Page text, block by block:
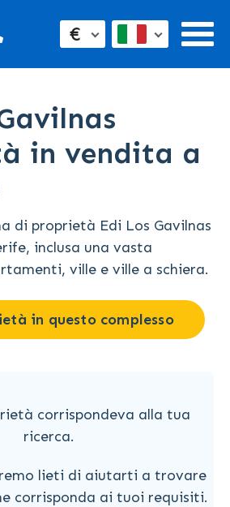
€
in vendita a
di proprietà Edi Los Gavilnas
inclusa una vasta
ville e ville a schiera.
in questo complesso
corrispondeva alla tua
ricerca.
lieti di aiutarti a trovare
corrisponda ai tuoi requisiti.